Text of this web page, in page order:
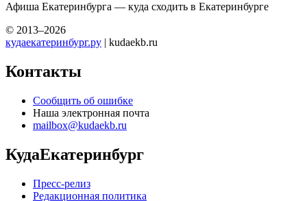
Афиша Екатеринбурга — куда сходить в Екатеринбурге
© 2013–2026
кудаекатеринбург.ру | kudaekb.ru
Контакты
Сообщить об ошибке
Наша электронная почта
mailbox@kudaekb.ru
КудаЕкатеринбург
Пресс-релиз
Редакционная политика